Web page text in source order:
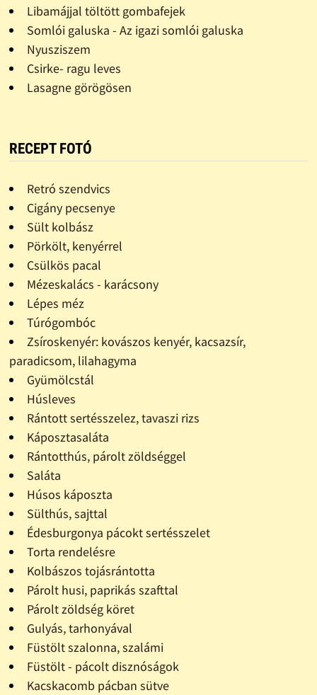
Libamájjal töltött gombafejek
Somlói galuska - Az igazi somlói galuska
Nyusziszem
Csirke- ragu leves
Lasagne görögösen
RECEPT FOTÓ
Retró szendvics
Cigány pecsenye
Sült kolbász
Pörkölt, kenyérrel
Csülkös pacal
Mézeskalács - karácsony
Lépes méz
Túrógombóc
Zsíroskenyér: kovászos kenyér, kacsazsír,
paradicsom, lilahagyma
Gyümölcstál
Húsleves
Rántott sertésszelez, tavaszi rizs
Káposztasaláta
Rántotthús, párolt zöldséggel
Saláta
Húsos káposzta
Sülthús, sajttal
Édesburgonya pácokt sertésszelet
Torta rendelésre
Kolbászos tojásrántotta
Párolt husi, paprikás szafttal
Párolt zöldség köret
Gulyás, tarhonyával
Füstölt szalonna, szalámi
Füstölt - pácolt disznóságok
Kacskacomb pácban sütve